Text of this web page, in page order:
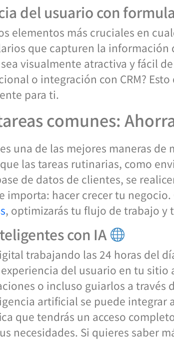
del usuario con
elementos más cruciales en
que capturen la información
visualmente atractiva y fácil
o integración con CRM?
para ti.
comunes:
una de las mejores maneras
las tareas rutinarias, como
de datos de clientes, se
importa: hacer crecer tu
, optimizarás tu flujo de trabajo y
con IA
trabajando las 24 horas del
del usuario en tu sitio
o incluso guiarlos a través
artificial se puede integrar
que tendrás un acceso
necesidades. Si quieres saber